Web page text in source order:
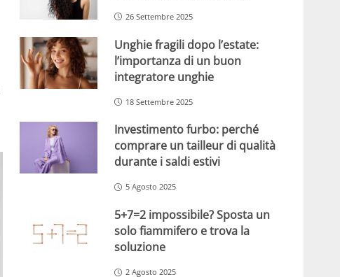
26 Settembre 2025
Unghie fragili dopo l’estate:
l’importanza di un buon
integratore unghie
18 Settembre 2025
Investimento furbo: perché
comprare un tailleur di qualità
durante i saldi estivi
5 Agosto 2025
5+7=2 impossibile? Sposta un
solo fiammifero e trova la
soluzione
2 Agosto 2025